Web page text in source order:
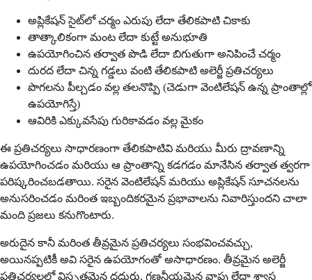
అప్లికేషన్ సైట్‌లో చర్మం ఎరుపు లేదా తేలికపాటి చికాకు
తాత్కాలికంగా మంట లేదా కుట్టే అనుభూతి
ఉపయోగించిన తర్వాత పొడి లేదా బిగుతుగా అనిపించే చర్మం
దురద లేదా చిన్న గడ్డలు వంటి తేలికపాటి అలెర్జీ ప్రతిచర్యలు
పొగలను పీల్చడం వల్ల తలనొప్పి (చెడుగా వెంటిలేషన్ ఉన్న ప్రాంతాల్లో
ఉపయోగిస్తే)
ఆవిరికి ఎక్కువసేపు గురికావడం వల్ల మైకం
ఈ ప్రతిచర్యలు సాధారణంగా తేలికపాటివి మరియు మీరు ద్రావణాన్ని
ఉపయోగించడం మరియు ఆ ప్రాంతాన్ని కడగడం మానేసిన తర్వాత త్వరగా
పరిష్కరించబడతాయి. సరైన వెంటిలేషన్ మరియు అప్లికేషన్ సూచనలను
అనుసరించడం మరింత ఇబ్బందికరమైన ప్రభావాలను నివారిస్తుందని చాలా
మంది ప్రజలు కనుగొంటారు.
అరుదైన కానీ మరింత తీవ్రమైన ప్రతిచర్యలు సంభవించవచ్చు,
అయినప్పటికీ అవి సరైన ఉపయోగంతో అసాధారణం. తీవ్రమైన అలెర్జీ
ప్రతిచర్యలలో విస్తృతమైన దద్దుర్లు, గణనీయమైన వాపు లేదా శ్వాస